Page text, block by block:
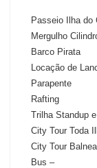
Passeio Ilha do
Mergulho
Barco Pirata
Locação de
Parapente
Rafting
Trilha Standup
City Tour Toda
City Tour
Bus –